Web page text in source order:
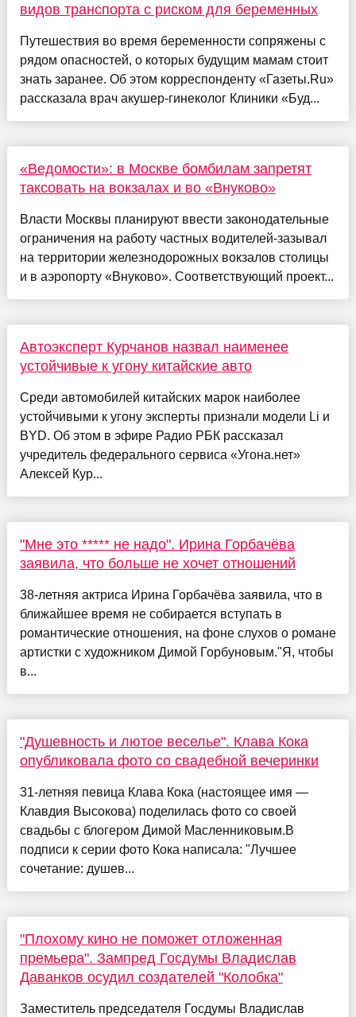
видов транспорта с риском для беременных
Путешествия во время беременности сопряжены с
рядом опасностей, о которых будущим мамам стоит
знать заранее. Об этом корреспонденту «Газеты.Ru»
рассказала врач акушер-гинеколог Клиники «Буд...
«Ведомости»: в Москве бомбилам запретят
таксовать на вокзалах и во «Внуково»
Власти Москвы планируют ввести законодательные
ограничения на работу частных водителей-зазывал
на территории железнодорожных вокзалов столицы
и в аэропорту «Внуково». Соответствующий проект...
Автоэксперт Курчанов назвал наименее
устойчивые к угону китайские авто
Среди автомобилей китайских марок наиболее
устойчивыми к угону эксперты признали модели Li и
BYD. Об этом в эфире Радио РБК рассказал
учредитель федерального сервиса «Угона.нет»
Алексей Кур...
"Мне это ***** не надо". Ирина Горбачёва
заявила, что больше не хочет отношений
38-летняя актриса Ирина Горбачёва заявила, что в
ближайшее время не собирается вступать в
романтические отношения, на фоне слухов о романе
артистки с художником Димой Горбуновым."Я, чтобы
в...
"Душевность и лютое веселье". Клава Кока
опубликовала фото со свадебной вечеринки
31-летняя певица Клава Кока (настоящее имя —
Клавдия Высокова) поделилась фото со своей
свадьбы с блогером Димой Масленниковым.В
подписи к серии фото Кока написала: "Лучшее
сочетание: душев...
"Плохому кино не поможет отложенная
премьера". Зампред Госдумы Владислав
Даванков осудил создателей "Колобка"
Заместитель председателя Госдумы Владислав